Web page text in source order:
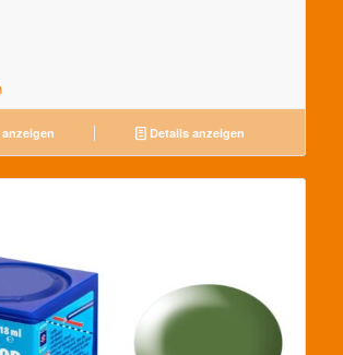
Details anzeigen